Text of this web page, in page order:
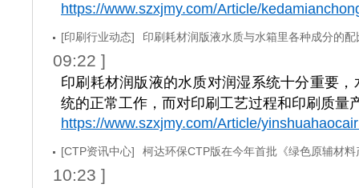
https://www.szxjmy.com/Article/
[印刷行业动态] 印刷耗材润版液水质与水箱里各种成分的
09:22 ]
印刷耗材润版液的水质对润湿系统十分重要
统的正常工作，而对印刷工艺过程和印刷质量
https://www.szxjmy.com/Article/
[CTP资讯中心] 柯达环保CTP版在今年首批《绿色原辅材
10:23 ]